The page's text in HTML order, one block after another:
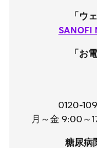
「ウ
SANOFI
「お
0120-
月～金 9:00～
糖尿病